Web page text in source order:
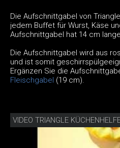
Die Aufschnittgabel von
jedem Buffet für Wurst, Käse
Aufschnittgabel hat 14 cm
Die Aufschnittgabel wird aus
und ist somit
Ergänzen Sie die
Fleischgabel (19 cm).
VIDEO TRIANGLE